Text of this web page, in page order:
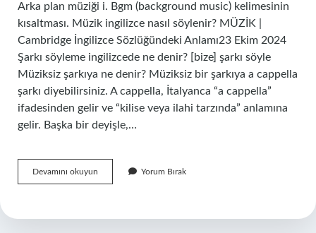
Arka plan müziği i. Bgm (background music) kelimesinin
kısaltması. Müzik ingilizce nasıl söylenir? MÜZİK |
Cambridge İngilizce Sözlüğündeki Anlamı23 Ekim 2024
Şarkı söyleme ingilizcede ne denir? [bize] şarkı söyle
Müziksiz şarkıya ne denir? Müziksiz bir şarkıya a cappella
şarkı diyebilirsiniz. A cappella, İtalyanca “a cappella”
ifadesinden gelir ve “kilise veya ilahi tarzında” anlamına
gelir. Başka bir deyişle,…
Devamını okuyun
Müziğe
İNgilizce
Yorum Bırak